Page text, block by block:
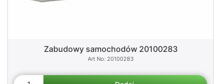
Zabudowy samochodów 20100283
20100283